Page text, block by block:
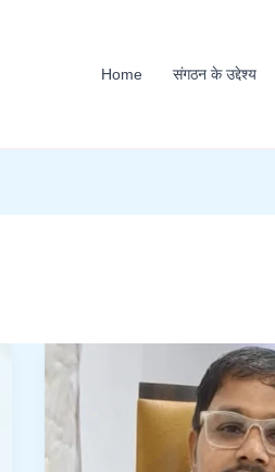
Home संगठन के उद्देश्य